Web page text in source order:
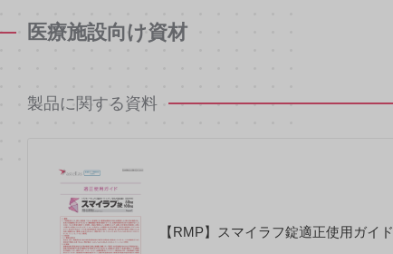
医療施設向け資材
製品に関する資料
【RMP】スマイラフ錠適正使用ガイ